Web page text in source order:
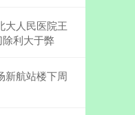
大人民医院王
利大于弊
新航站楼下周